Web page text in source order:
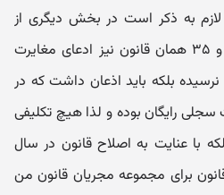
لازم به ذکر است در بخش دیگری از
شکوائیه شاکی بین مواد ۳۱ و ۳۵ همان قانون نیز ادعای مغایرت
بلکه باید اذعان داشت که در
خدمات سجلی رایگان بوده و لذا هیچ تکلیفی
با عنایت به اصلاح قانون در سال
قانونگذار در ماده ۳۵ قانون برای مجموعه مجریان قانون من